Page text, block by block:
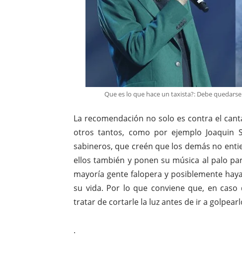
Que es lo que hace un taxista?: Debe
La recomendación no solo es contra el
otros tantos, como por ejemplo Joaquin
sabineros, que creén que los demás no
ellos también y ponen su música al palo
mayoría gente falopera y posiblemente
su vida. Por lo que conviene que, en
tratar de cortarle la luz antes de ir a
.